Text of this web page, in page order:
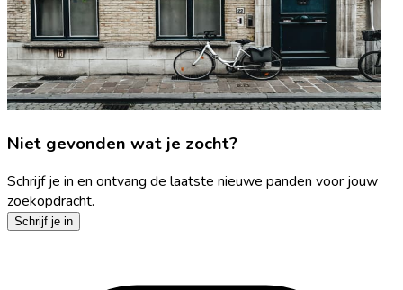
Niet gevonden wat je zocht?
Schrijf je in en ontvang de laatste nieuwe panden voor jouw
zoekopdracht.
Schrijf je in